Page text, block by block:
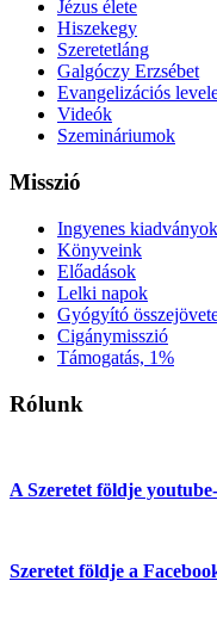
Jézus élete
Hiszekegy
Szeretetláng
Galgóczy Erzsébet
Evangelizációs
Videók
Szemináriumok
Misszió
Ingyenes kiadványok
Könyveink
Előadások
Lelki napok
Gyógyító
Cigánymisszió
Támogatás, 1%
Rólunk
A Szeretet földje
Szeretet földje a